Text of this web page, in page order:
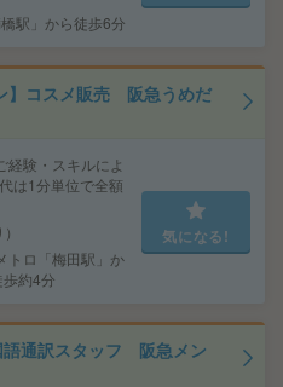
駅」から徒歩6分
】コスメ販売 阪急うめだ
験・スキルによ
は1分単位で全額
ロ「梅田駅」か
約4分
気になる!
語通訳スタッフ 阪急メン